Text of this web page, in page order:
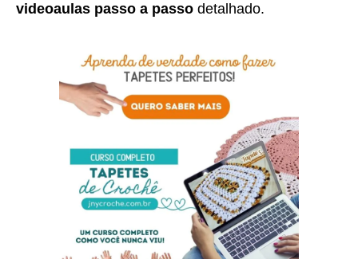
videoaulas passo a passo detalhado.